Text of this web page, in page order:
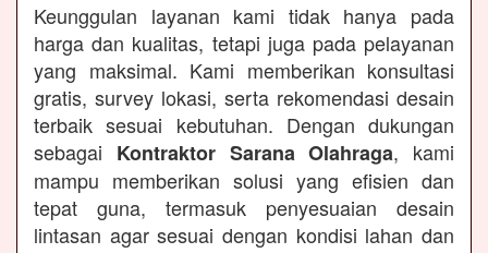
Keunggulan layanan kami tidak hanya pada
harga dan kualitas, tetapi juga pada pelayanan
yang maksimal. Kami memberikan konsultasi
gratis, survey lokasi, serta rekomendasi desain
terbaik sesuai kebutuhan. Dengan dukungan
sebagai Kontraktor Sarana Olahraga, kami
mampu memberikan solusi yang efisien dan
tepat guna, termasuk penyesuaian desain
lintasan agar sesuai dengan kondisi lahan dan